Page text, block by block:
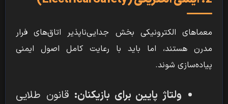
معماهای الکترونیکی بخش جدایی‌ناپذیر اتاق‌های فرار
مدرن هستند، اما باید با رعایت کامل اصول ایمنی
پیاده‌سازی شوند.
ولتاژ پایین برای بازیکنان:قانون طلایی